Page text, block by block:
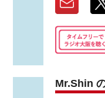
Mr.Shin